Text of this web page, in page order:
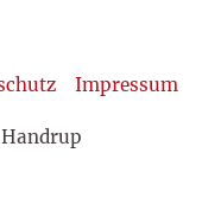
Impressum